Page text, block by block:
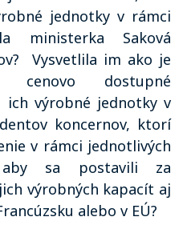
jednotky v rámci
ministerka Saková
Vysvetlila im ako je
cenovo dostupné
ich výrobné jednotky v
koncernov, ktorí
v rámci jednotlivých
aby sa postavili za
výrobných kapacít aj
alebo v EÚ?